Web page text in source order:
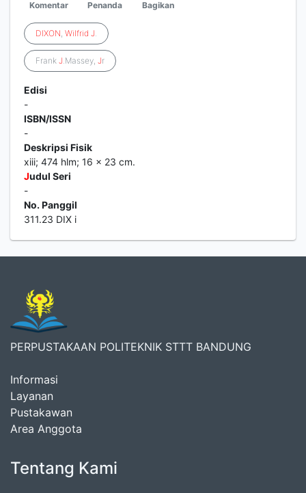
Komentar Penanda Bagikan
DIXON, Wilfrid J.
Frank J.Massey, Jr
Edisi
-
ISBN/ISSN
-
Deskripsi Fisik
xiii; 474 hlm; 16 x 23 cm.
Judul Seri
-
No. Panggil
311.23 DIX i
PERPUSTAKAAN POLITEKNIK STTT BANDUNG
Informasi
Layanan
Pustakawan
Area Anggota
Tentang Kami